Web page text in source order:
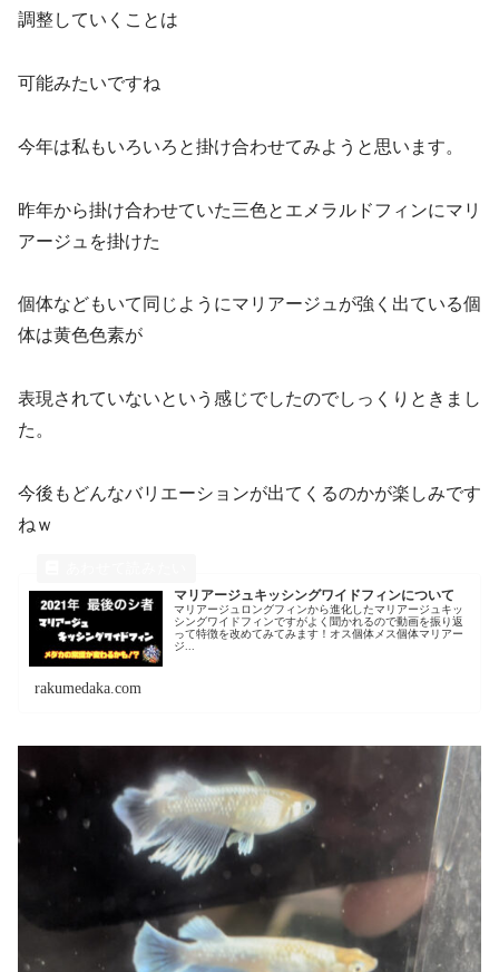
調整していくことは
可能みたいですね
今年は私もいろいろと掛け合わせてみようと思います。
昨年から掛け合わせていた三色とエメラルドフィンにマリ
アージュを掛けた
個体などもいて同じようにマリアージュが強く出ている個
体は黄色色素が
表現されていないという感じでしたのでしっくりときまし
た。
今後もどんなバリエーションが出てくるのかが楽しみです
ねｗ
マリアージュキッシングワイドフィンについて
マリアージュロングフィンから進化したマリアージュキッ
シングワイドフィンですがよく聞かれるので動画を振り返
って特徴を改めてみてみます！オス個体メス個体マリアー
ジ...
rakumedaka.com